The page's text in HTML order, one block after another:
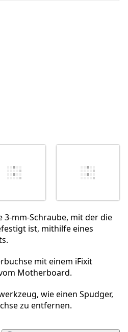
3-mm-Schraube, mit der die
ist, mithilfe eines
mit einem iFixit
Motherboard.
wie einen Spudger,
zu entfernen.